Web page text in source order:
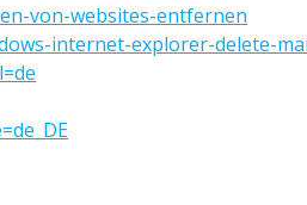
von-websites-entfernen
internet-explorer-delete-